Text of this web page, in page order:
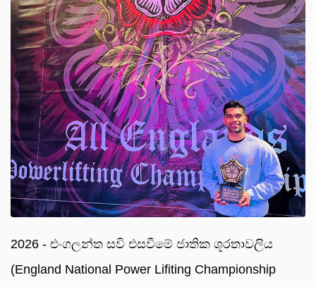
2026 - එංගලන්ත සවි එසවීමේ ජාතික ශූරතාවලිය
(England National Power Lifiting Championship